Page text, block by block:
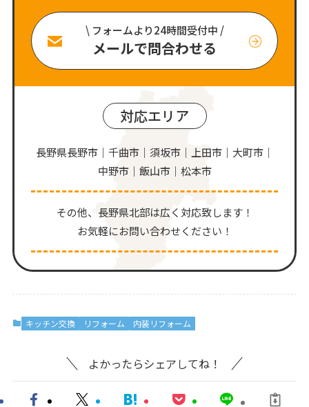
\ フォームより24時間受付中 /
メールで問合わせる
対応エリア
長野県長野市｜千曲市｜須坂市｜上田市｜大町市｜
中野市｜飯山市｜松本市
その他、⻑野県北部は広く対応致します！
お気軽にお問い合わせください！
キッチン交換 リフォーム 内装リフォーム
よかったらシェアしてね！